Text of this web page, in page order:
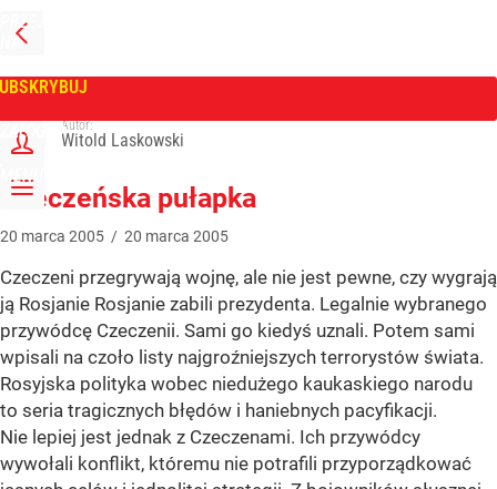
PRZEJDŹ
NA
GŁÓWNĄ
ZALOGUJ
MENU
Tygodnik Wprost
Autor:
Witold Laskowski
Czeczeńska pułapka
20 marca 2005 / 20 marca 2005
Czeczeni przegrywają wojnę, ale nie jest pewne, czy wygrają
ją Rosjanie Rosjanie zabili prezydenta. Legalnie wybranego
przywódcę Czeczenii. Sami go kiedyś uznali. Potem sami
wpisali na czoło listy najgroźniejszych terrorystów świata.
Rosyjska polityka wobec niedużego kaukaskiego narodu
to seria tragicznych błędów i haniebnych pacyfikacji.
Nie lepiej jest jednak z Czeczenami. Ich przywódcy
wywołali konflikt, któremu nie potrafili przyporządkować